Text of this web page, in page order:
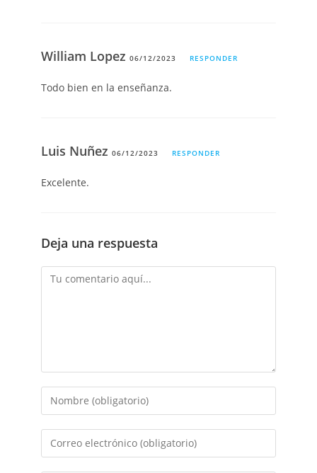
William Lopez06/12/2023 RESPONDER
Todo bien en la enseñanza.
Luis Nuñez06/12/2023 RESPONDER
Excelente.
Deja una respuesta